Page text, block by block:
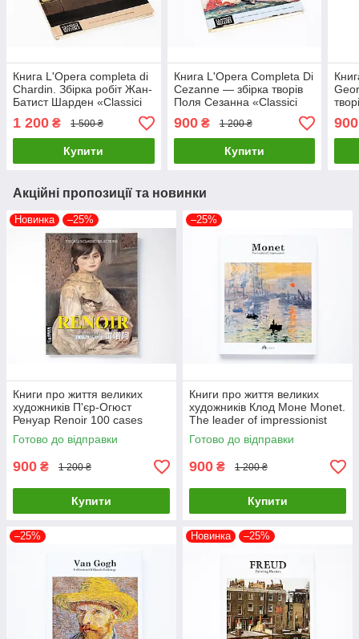
Книга L'Opera completa di
Chardin. Збірка робіт Жан-
Батист Шарден «Classici
dell'Arte» Rizzoli
1 200 ₴ 1 500 ₴
Купити
Книга L'Opera Completa Di
Cezanne — збірка творів
Поля Сезанна «Classici
dell’Arte» Rizzoli
900₴ 1 200 ₴
Купити
900
Акційні пропозиції та новинки
Новинка –25%
Книги про життя великих
художників П'єр-Огюст
Ренуар Renoir 100 cases
classic selections Подарункові
книги про мистецтво
Готово до відправки
900 ₴ 1 200 ₴
Купити
–25%
Книги про життя великих
художників Клод Моне Monet.
The leader of impressionist
Подарункові книги про
мистецтво
Готово до відправки
900 ₴ 1 200 ₴
Купити
–25% Новинка –25%